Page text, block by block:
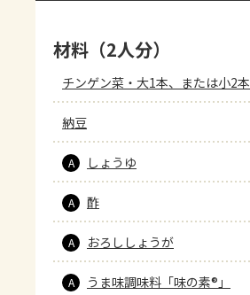
材料（2人分）
チンゲン菜・大1本、または小2本
納豆
A しょうゆ
A 酢
A おろししょうが
A うま味調味料「味の素®」